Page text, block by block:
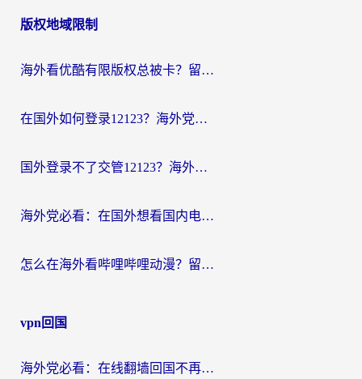
版权地域限制
海外看优酷有限版权总被卡？留学生亲测有效的回国加速器选择指南
在国外如何登录12123？海外党必备的回国加速实用指南
国外登录不了交管12123？海外华人亲测有效的回国加速器选择指南
海外党必看：在国外想看国内电视剧用什么软件？3步解决地域限制
怎么在海外看哔哩哔哩动漫？留学生亲测有效的回国加速方案
vpn回国
海外党必看：在线翻墙回国不再难！教你选对加速器无缝刷国内资源